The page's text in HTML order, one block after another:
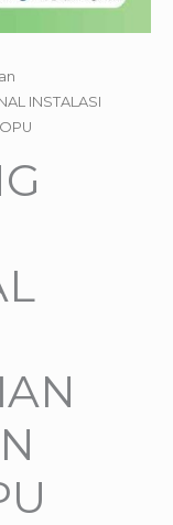
INSTALASI